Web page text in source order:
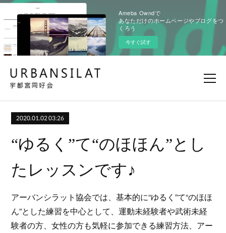
Ameba Owndで
あなただけのホームページやブログをつ
くろう
今すぐ試す
2020.01.02 03:26
“ゆるく”て“のほほん”とし
たレッスンです♪
アーバンシラット協会では、基本的に“ゆるく”て“のほほ
ん”とした練習を中心として、運動未経験者や武術未経
験者の方、女性の方も気軽に参加できる練習方法、アー